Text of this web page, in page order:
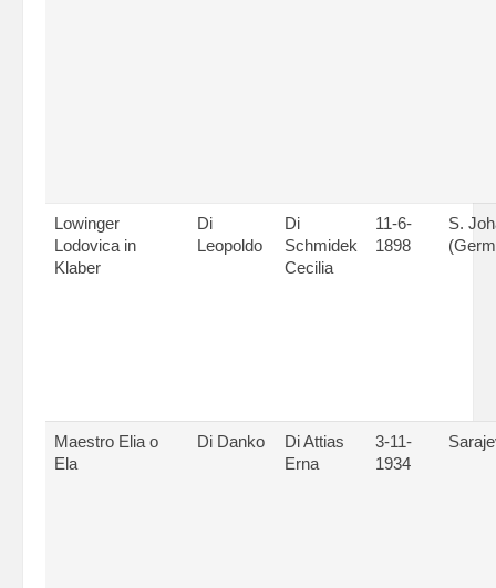
Lowinger
Lodovica in
Klaber
Di
Leopoldo
Di
Schmidek
Cecilia
11-6-
1898
S.
Maestro Elia o
Ela
Di Danko
Di Attias
Erna
3-11-
1934